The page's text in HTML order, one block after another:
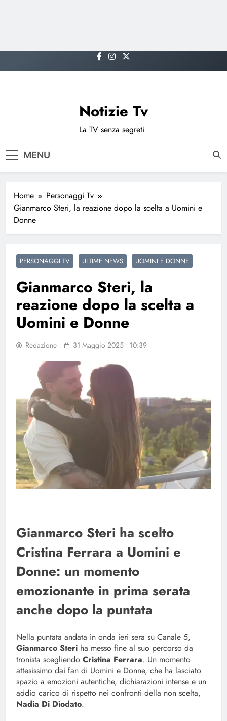
to
Notizie Tv
La TV senza segreti
MENU
Home
Personaggi Tv
Gianmarco Steri, la reazione dopo la scelta a Uomini e
Donne
PERSONAGGI TV ULTIME NEWS UOMINI E DONNE
Gianmarco Steri, la
reazione dopo la scelta a
Uomini e Donne
Redazione 31 Maggio 2025 • 10:39
Gianmarco Steri ha scelto
Cristina Ferrara a Uomini e
Donne: un momento
emozionante in prima serata
anche dopo la puntata
Nella puntata andata in onda ieri sera su Canale 5,
Gianmarco Steri ha messo fine al suo percorso da
tronista scegliendo Cristina Ferrara. Un momento
attesissimo dai fan di Uomini e Donne, che ha lasciato
spazio a emozioni autentiche, dichiarazioni intense e un
addio carico di rispetto nei confronti della non scelta,
Nadia Di Diodato.